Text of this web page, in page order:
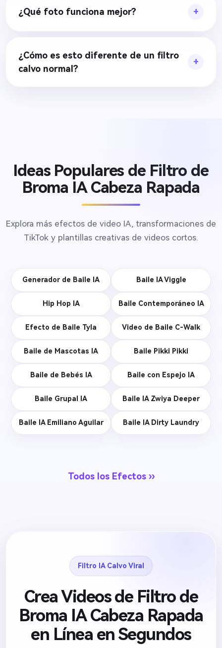
¿Qué foto funciona mejor?
¿Cómo es esto diferente de un filtro
calvo normal?
Ideas Populares de Filtro de
Broma IA Cabeza Rapada
Explora más efectos de video IA, transformaciones de
TikTok y plantillas creativas de videos cortos.
Generador de Baile IA Baile IA Viggle
Hip Hop IA Baile Contemporáneo IA
Efecto de Baile Tyla Video de Baile C-Walk
Baile de Mascotas IA Baile Pikki Pikki
Baile de Bebés IA Baile con Espejo IA
Baile Grupal IA Baile IA Zwiya Deeper
Baile IA Emiliano Aguilar Baile IA Dirty Laundry
Todos los Efectos ››
Filtro IA Calvo Viral
Crea Videos de Filtro de
Broma IA Cabeza Rapada
en Línea en Segundos